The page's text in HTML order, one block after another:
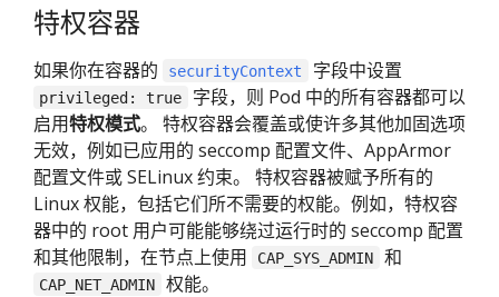
特权容器
如果你在容器的 securityContext 字段中设置
privileged: true
字段，则 Pod 中的所有容器都可以
启用特权模式。 特权容器会覆盖或使许多其他加固选项
无效，例如已应用的 seccomp 配置文件、AppArmor
配置文件或 SELinux 约束。 特权容器被赋予所有的
Linux 权能，包括它们所不需要的权能。例如，特权容
器中的 root 用户可能能够绕过运行时的 seccomp 配置
和其他限制，在节点上使用
CAP_SYS_ADMIN 和
CAP_NET_ADMIN
权能。